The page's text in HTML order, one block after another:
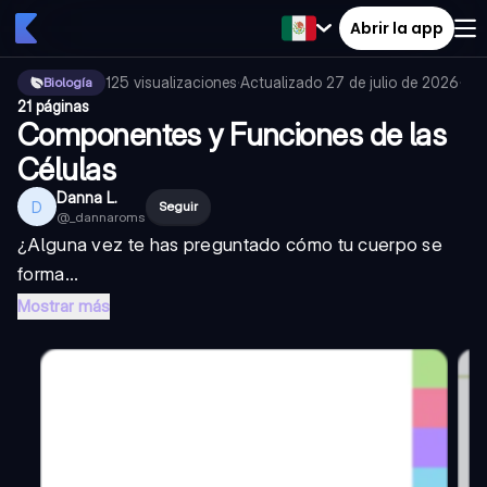
Abrir la app
Biología 125 visualizaciones·Actualizado 27 de julio de 2026·
21 páginas
Componentes y Funciones de las
Células
D Danna L.
@ _dannaroms
Seguir
¿Alguna vez te has preguntado cómo tu cuerpo se
forma...
Mostrar más